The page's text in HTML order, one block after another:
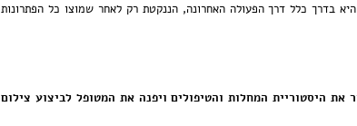
בדרך כלל דרך הפעולה האחרונה, הננקטת רק לאחר שמוצו כל הפתרונות
היסטוריית המחלות והטיפולים ויפנה את המטופל לביצוע צילום